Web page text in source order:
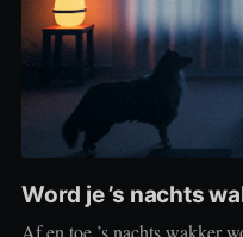
Word je ’s nachts
Af en toe ’s nachts wakker